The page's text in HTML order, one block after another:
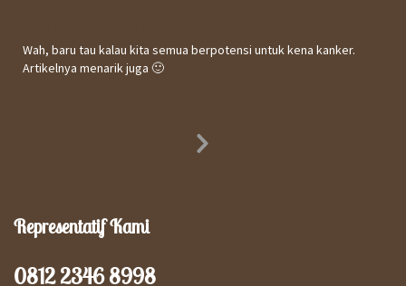
Wah, baru tau kalau kita semua berpotensi untuk kena kanker.
Artikelnya menarik juga 🙂
Representatif Kami
0812 2346 8998